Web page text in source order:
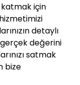
katmak için
hizmetimizi
detaylı
değerini
satmak
bize